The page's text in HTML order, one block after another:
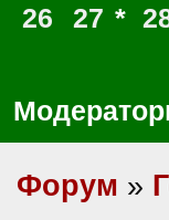
26
27 *
Форум »